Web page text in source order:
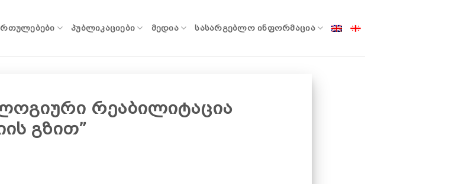
ᲞᲣᲑᲚᲘᲙᲐᲪᲘᲔᲑᲘ ᲛᲔᲓᲘᲐ ᲡᲐᲡᲐᲠᲒᲔᲑᲚᲝ ᲘᲜᲤᲝᲠᲛᲐᲪᲘᲐ
რეაბილიტაცია
გზით”